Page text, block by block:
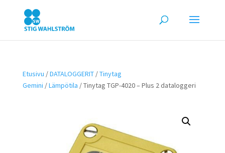
Etusivu /DATALOGGERIT/Tinytag
Gemini /Lämpötila / Tinytag TGP-4020 – Plus 2 dataloggeri